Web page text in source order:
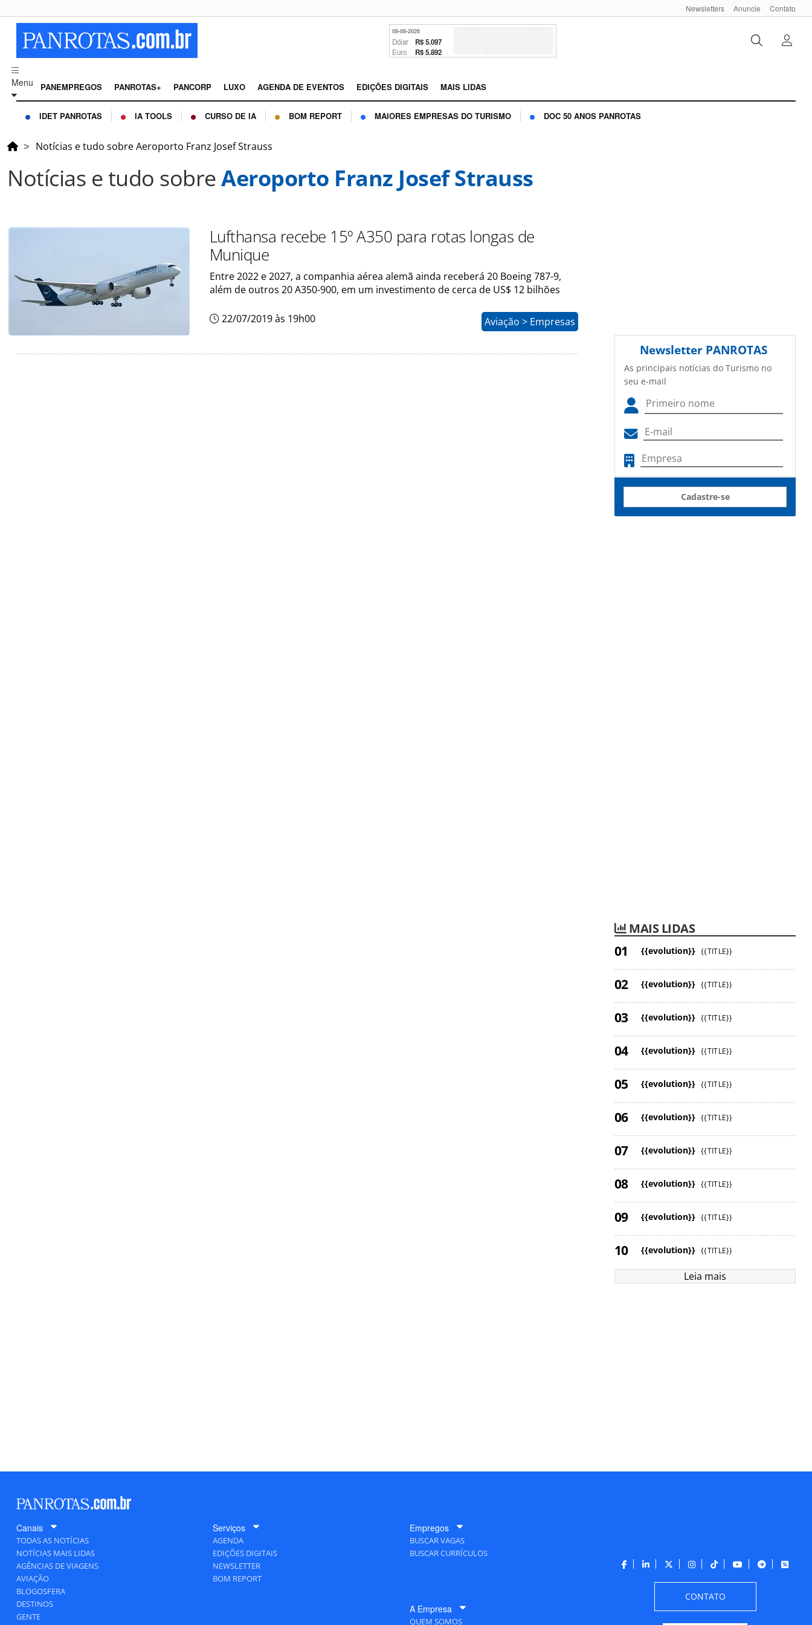
Newsletters Anuncie Contato
08-08-2026
Dólar R$ 5.097
Euro R$ 5.892
Menu PANEMPREGOS PANROTAS+ PANCORP LUXO AGENDA DE EVENTOS EDIÇÕES DIGITAIS MAIS LIDAS
IDET PANROTAS IA TOOLS CURSO DE IA BOM REPORT MAIORES EMPRESAS DO TURISMO DOC 50 ANOS PANROTAS
Notícias e tudo sobre Aeroporto Franz Josef Strauss
Notícias e tudo sobreAeroporto Franz Josef Strauss
Lufthansa recebe 15º A350 para rotas longas de
Munique
Entre 2022 e 2027, a companhia aérea alemã ainda receberá 20 Boeing 787-9,
além de outros 20 A350-900, em um investimento de cerca de US$ 12 bilhões
22/07/2019 às 19h00 Aviação > Empresas
Newsletter PANROTAS
As principais notícias do Turismo no
seu e-mail
Cadastre-se
MAIS LIDAS
{{evolution}} {{TITLE}}
{{evolution}} {{TITLE}}
{{evolution}} {{TITLE}}
{{evolution}} {{TITLE}}
{{evolution}} {{TITLE}}
{{evolution}} {{TITLE}}
{{evolution}} {{TITLE}}
{{evolution}} {{TITLE}}
{{evolution}} {{TITLE}}
{{evolution}} {{TITLE}}
Leia mais
Canais
TODAS AS NOTÍCIAS
NOTÍCIAS MAIS LIDAS
AGÊNCIAS DE VIAGENS
AVIAÇÃO
BLOGOSFERA
DESTINOS
GENTE
Serviços
AGENDA
EDIÇÕES DIGITAIS
NEWSLETTER
BOM REPORT
Empregos
BUSCAR VAGAS
BUSCAR CURRÍCULOS
A Empresa
QUEM SOMOS
CONTATO